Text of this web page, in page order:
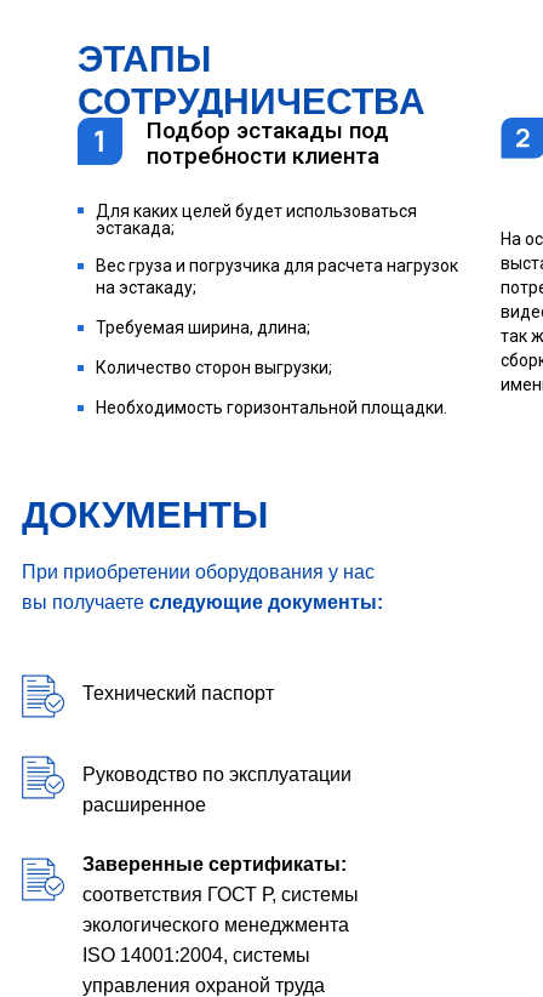
ЭТАПЫ
СОТРУДНИЧЕСТВА
На
так
Подбор эстакады под
потребности клиента
Для каких целей будет использоваться
эстакада;
Вес груза и погрузчика для расчета нагрузок
на эстакаду;
Требуемая ширина, длина;
Количество сторон выгрузки;
Необходимость горизонтальной площадки.
Технический паспорт
Руководство по эксплуатации
расширенное
Заверенные сертификаты:
соответствия ГОСТ Р, системы
экологического менеджмента
ISO 14001:2004, системы
управления охраной труда
При приобретении оборудования у нас
вы получаете следующие документы:
ДОКУМЕНТЫ